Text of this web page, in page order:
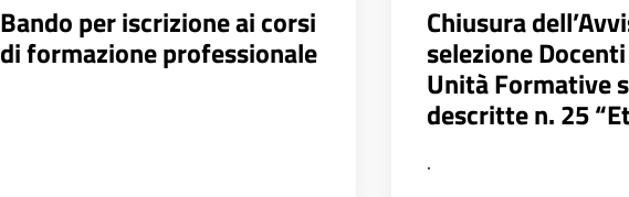
Bando per iscrizione ai corsi
di formazione professionale
Chiusura
selezione
Unità Formative
descritte n. 25
.